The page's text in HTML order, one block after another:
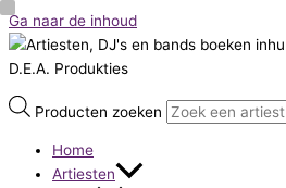
Ga naar de inhoud
Producten zoeken
Home
Artiesten